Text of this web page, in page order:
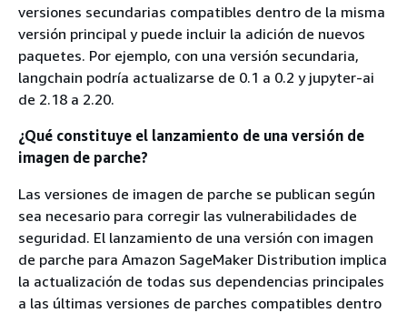
versiones secundarias compatibles dentro de la misma
versión principal y puede incluir la adición de nuevos
paquetes. Por ejemplo, con una versión secundaria,
langchain podría actualizarse de 0.1 a 0.2 y jupyter-ai
de 2.18 a 2.20.
¿Qué constituye el lanzamiento de una versión de
imagen de parche?
Las versiones de imagen de parche se publican según
sea necesario para corregir las vulnerabilidades de
seguridad. El lanzamiento de una versión con imagen
de parche para Amazon SageMaker Distribution implica
la actualización de todas sus dependencias principales
a las últimas versiones de parches compatibles dentro